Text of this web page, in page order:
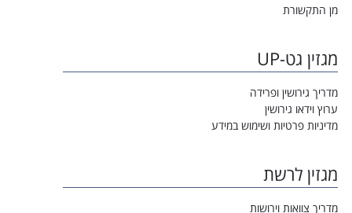
מן התקשורת
מגזין גט-UP
מדריך גירושין ופרידה
ערוץ וידאו גירושין
מדיניות פרטיות ושימוש במידע
מגזין לרשת
מדריך צוואות וירושות